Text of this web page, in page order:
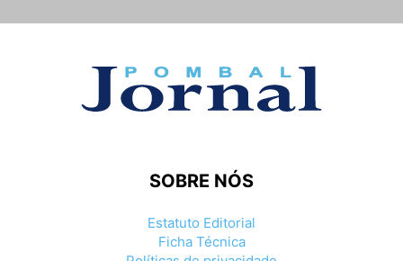
SOBRE NÓS
Estatuto Editorial
Ficha Técnica